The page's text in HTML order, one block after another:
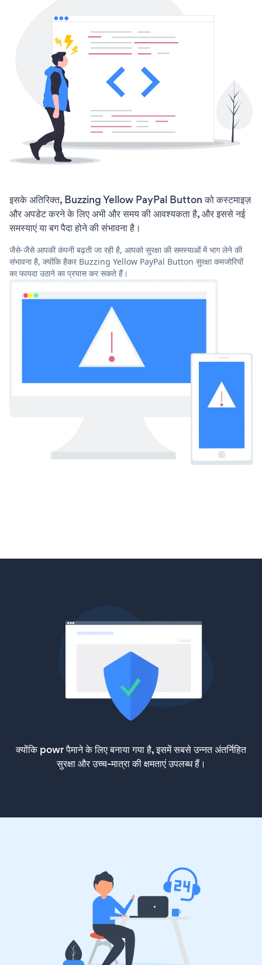
इसके अतिरिक्त, Buzzing Yellow PayPal Button को कस्टमाइज़
और अपडेट करने के लिए अभी और समय की आवश्यकता है, और इससे नई
समस्याएं या बग पैदा होने की संभावना है।
जैसे-जैसे आपकी कंपनी बढ़ती जा रही है, आपको सुरक्षा की समस्याओं में भाग लेने की
संभावना है, क्योंकि हैकर Buzzing Yellow PayPal Button सुरक्षा कमजोरियों
का फायदा उठाने का प्रयास कर सकते हैं।
क्योंकि powr पैमाने के लिए बनाया गया है, इसमें सबसे उन्नत अंतर्निहित
सुरक्षा और उच्च-मात्रा की क्षमताएं उपलब्ध हैं।